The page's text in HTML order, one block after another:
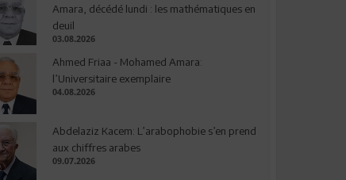
Amara, décédé lundi : les mathématiques en
deuil
03.08.2026
Ahmed Friaa - Mohamed Amara:
l’Universitaire exemplaire
04.08.2026
Abdelaziz Kacem: L’arabophobie s’en prend
aux chiffres arabes
09.07.2026